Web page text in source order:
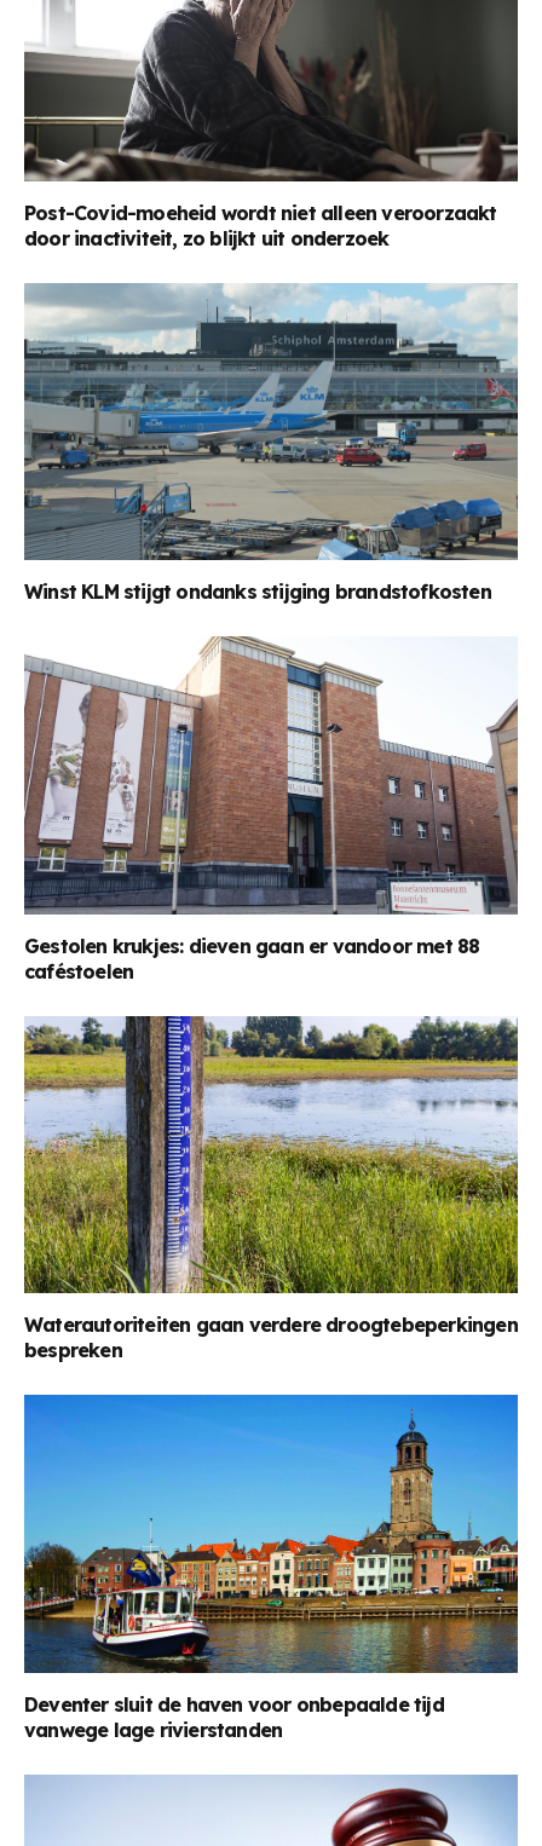
Post-Covid-moeheid wordt niet alleen veroorzaakt
door inactiviteit, zo blijkt uit onderzoek
Winst KLM stijgt ondanks stijging brandstofkosten
Gestolen krukjes: dieven gaan er vandoor met 88
caféstoelen
Waterautoriteiten gaan verdere droogtebeperkingen
bespreken
Deventer sluit de haven voor onbepaalde tijd
vanwege lage rivierstanden